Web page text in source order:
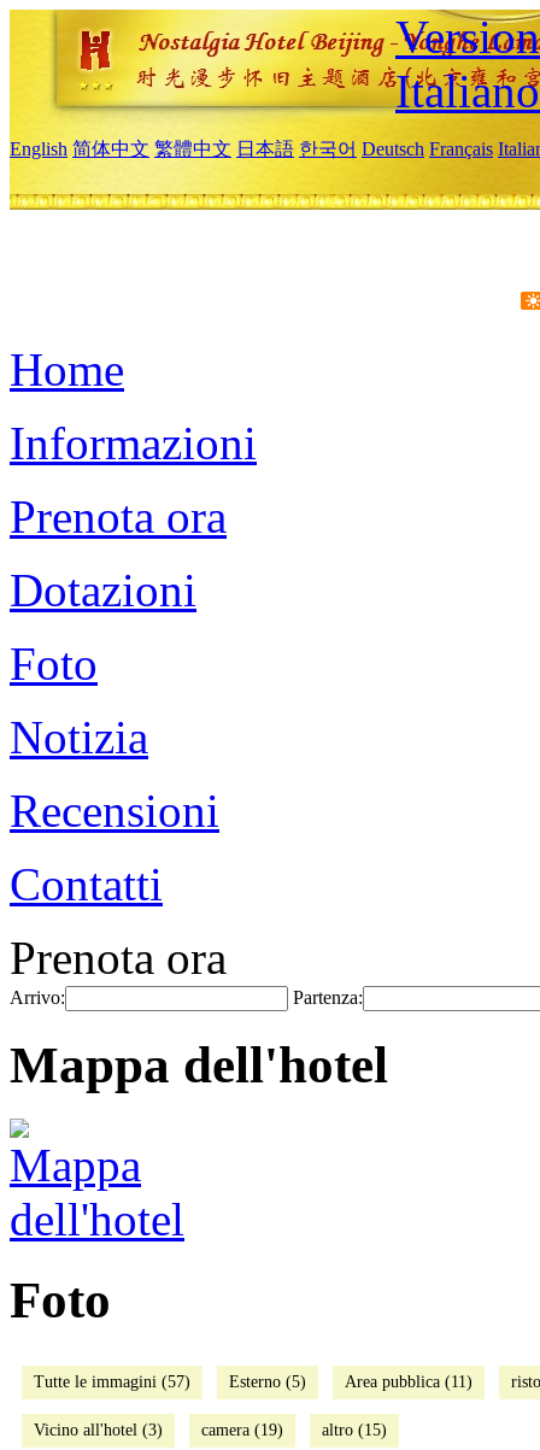
Italiano
English 简体中文 繁體中文 日本語 한국어 Deutsch Français
Home
Informazioni
Prenota ora
Dotazioni
Foto
Notizia
Recensioni
Contatti
Prenota ora
Arrivo: Partenza:
Mappa dell'hotel
Foto
Tutte le immagini (57) Esterno (5) Area pubblica (11)
Vicino all'hotel (3) camera (19) altro (15)